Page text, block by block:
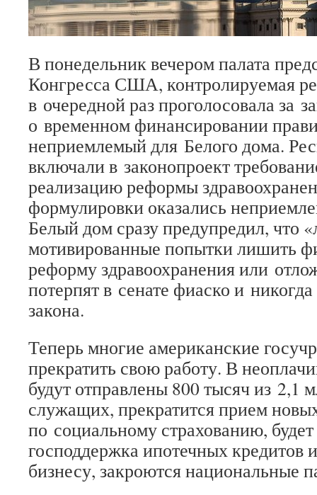
В понедельник вечером палата
Конгресса США, контролируемая
в очередной раз проголосовала за
о временном финансировании
неприемлемый для Белого дома.
включали в законопроект
реализацию реформы
формулировки оказались
Белый дом сразу предупредил, что
мотивированные попытки лишить
реформу здравоохранения или
потерпят в сенате фиаско и
закона.
Теперь многие американские
прекратить свою работу. В
будут отправлены 800 тысяч из 2,1
служащих, прекратится прием
по социальному страхованию,
господдержка ипотечных кредитов
бизнесу, закроются национальные